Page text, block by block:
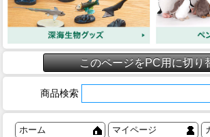
このページをPC用に切り
商品検索
ホーム マイページ